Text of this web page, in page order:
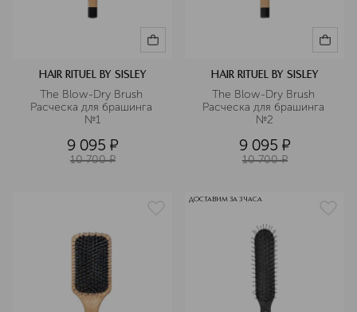
HAIR RITUEL BY SISLEY
The Blow-Dry Brush
Расческа для брашинга
№1
9 095 ¤
10 700 ¤
HAIR RITUEL BY SISLEY
The Blow-Dry Brush
Расческа для брашинга
№2
9 095 ¤
10 700 ¤
ДОСТАВИМ ЗА 3 ЧАСА